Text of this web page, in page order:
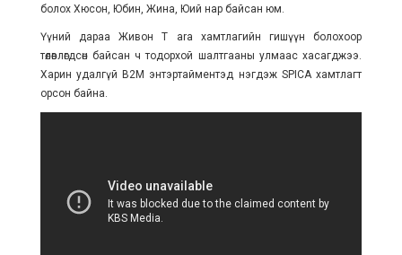
болох Хюсон, Юбин, Жина, Юий нар байсан юм.
Үүний дараа Живон T ara хамтлагийн гишүүн болохоор
төлөвлөгдсөн байсан ч тодорхой шалтгааны улмаас хасагджээ.
Харин удалгүй B2M энтэртайментэд нэгдэж SPICA хамтлагт
орсон байна.